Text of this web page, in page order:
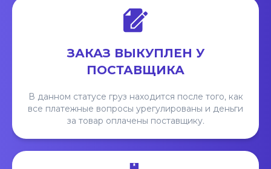
ЗАКАЗ ВЫКУПЛЕН У
ПОСТАВЩИКА
В данном статусе груз находится после того, как
все платежные вопросы урегулированы и деньги
за товар оплачены поставщику.